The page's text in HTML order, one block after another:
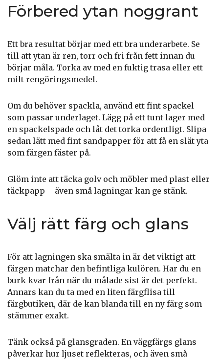
Förbered ytan noggrant
Ett bra resultat börjar med ett bra underarbete. Se
till att ytan är ren, torr och fri från fett innan du
börjar måla. Torka av med en fuktig trasa eller ett
milt rengöringsmedel.
Om du behöver spackla, använd ett fint spackel
som passar underlaget. Lägg på ett tunt lager med
en spackelspade och låt det torka ordentligt. Slipa
sedan lätt med fint sandpapper för att få en slät yta
som färgen fäster på.
Glöm inte att täcka golv och möbler med plast eller
täckpapp – även små lagningar kan ge stänk.
Välj rätt färg och glans
För att lagningen ska smälta in är det viktigt att
färgen matchar den befintliga kulören. Har du en
burk kvar från när du målade sist är det perfekt.
Annars kan du ta med en liten färgflisa till
färgbutiken, där de kan blanda till en ny färg som
stämmer exakt.
Tänk också på glansgraden. En väggfärgs glans
påverkar hur ljuset reflekteras, och även små